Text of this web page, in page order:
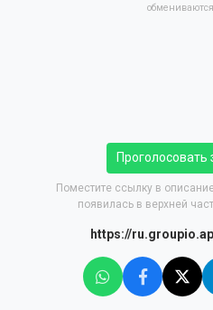
Проголосовать
Поместите ссылку в
появилась в верхней
https://